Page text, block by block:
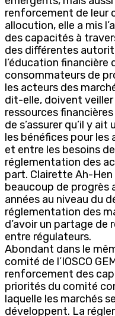
renforcement de leur
allocution, elle a mis
des capacités à
des différentes
l’éducation financière
consommateurs de
les acteurs des
dit-elle, doivent
ressources
de s’assurer qu’il y
les bénéfices pour les
et entre les besoins
réglementation des
part. Clairette Ah-
beaucoup de progrès
années au niveau du
réglementation des
d’avoir un partage de
entre régulateurs.
Abondant dans le
comité de l’IOSCO
renforcement des
priorités du comité
laquelle les marchés
développent. La